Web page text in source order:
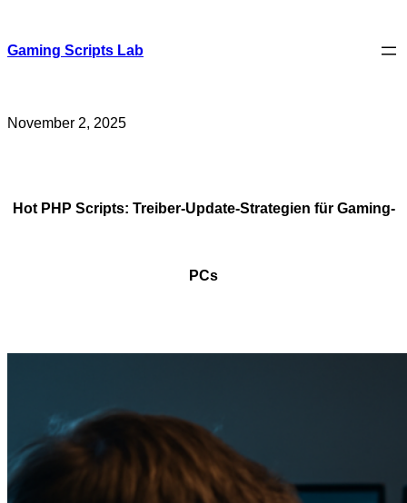
content
Gaming Scripts Lab
November 2, 2025
Hot PHP Scripts: Treiber-Update-Strategien für Gaming-
PCs